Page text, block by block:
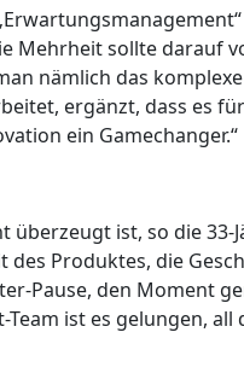
Mehrheit sollte darauf
nämlich das
ergänzt, dass es
ein Gamechanger.“
ist, so die
des Produktes, die
Pause, den Moment
ist es gelungen, all